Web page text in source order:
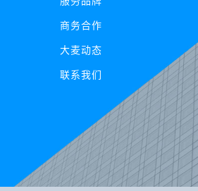
商务合作
大麦动态
联系我们